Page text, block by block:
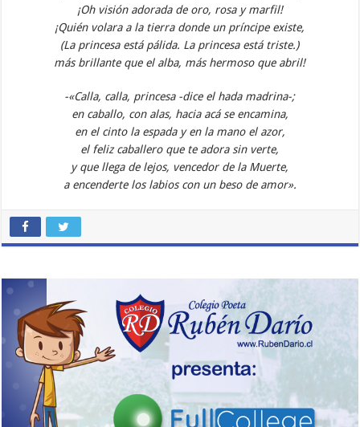
¡Oh visión adorada de oro, rosa y marfil!
¡Quién volara a la tierra donde un príncipe existe,
(La princesa está pálida. La princesa está triste.)
más brillante que el alba, más hermoso que abril!
-«Calla, calla, princesa -dice el hada madrina-;
en caballo, con alas, hacia acá se encamina,
en el cinto la espada y en la mano el azor,
el feliz caballero que te adora sin verte,
y que llega de lejos, vencedor de la Muerte,
a encenderte los labios con un beso de amor».